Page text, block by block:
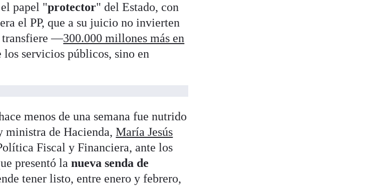
papel "protector" del Estado, con
el PP, que a su juicio no invierten
transfiere —300.000 millones más en
servicios públicos, sino en
menos de una semana fue nutrido
ministra de Hacienda,María Jesús
Fiscal y Financiera, ante los
presentó lanueva senda de
tener listo, entre enero y febrero,